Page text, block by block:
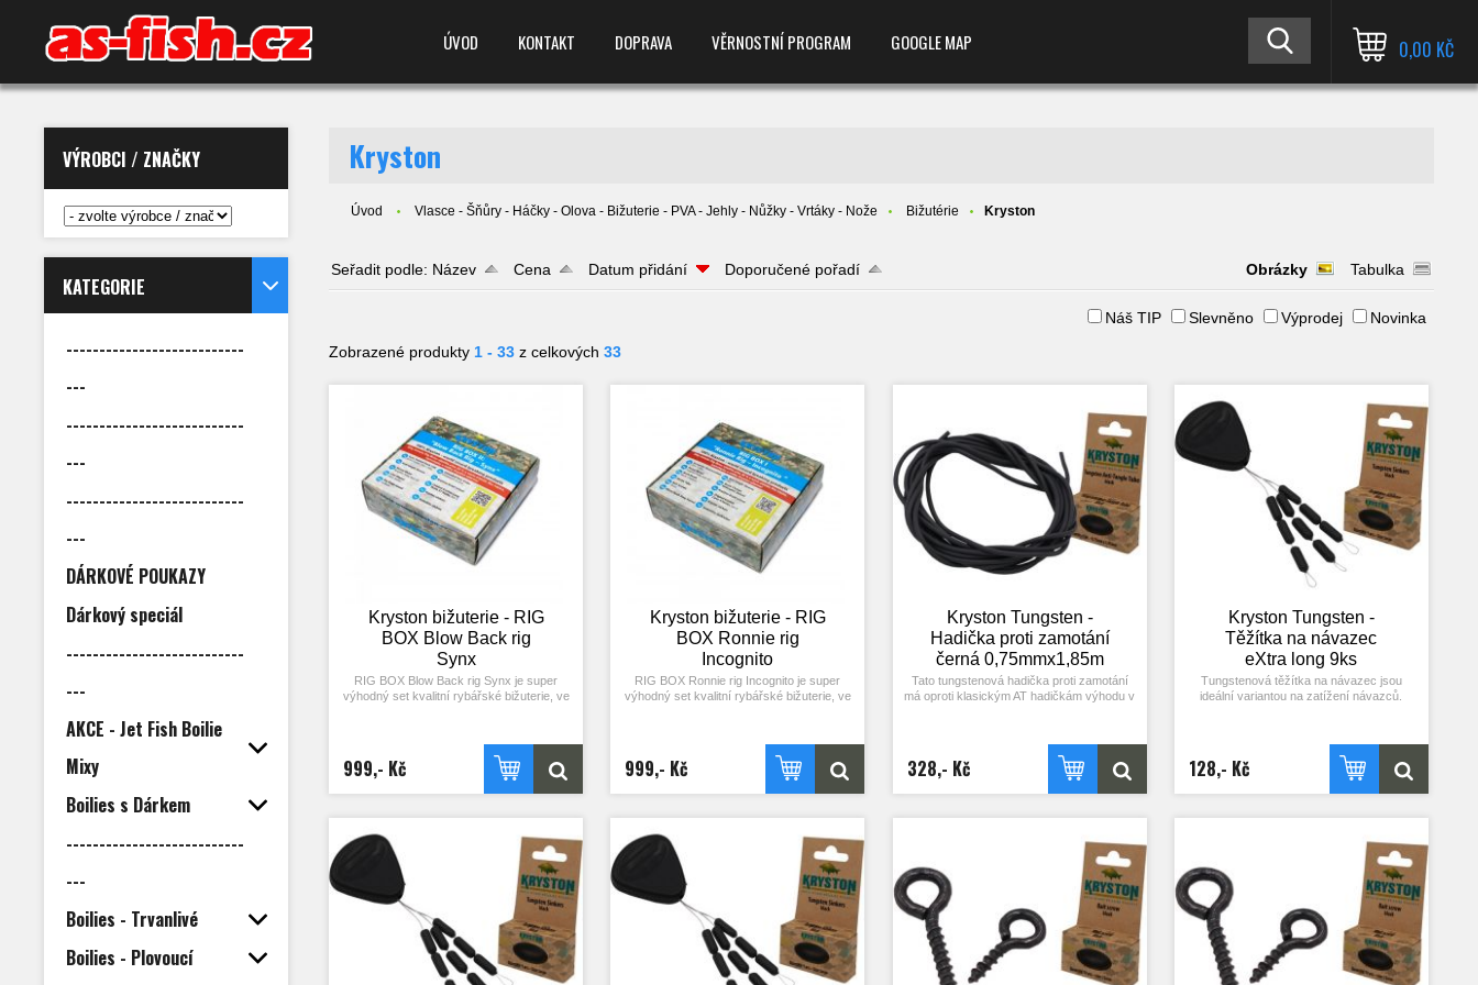
ÚVOD KONTAKT DOPRAVA VĚRNOSTNÍ PROGRAM GOOGLE MAP 0,00 KČ
VÝROBCI / ZNAČKY
KATEGORIE
---------------------------
---
---------------------------
---
---------------------------
---
DÁRKOVÉ POUKAZY
Dárkový speciál
---------------------------
---
AKCE - Jet Fish Boilie
Mixy
Boilies s Dárkem
---------------------------
---
Boilies - Trvanlivé
Boilies - Plovoucí
Kryston
Úvod Vlasce - Šňůry - Háčky - Olova - Bižuterie - PVA - Jehly - Nůžky - Vrtáky - Nože Bižutérie Kryston
Seřadit podle: Název Cena Datum přidání Doporučené pořadí Obrázky Tabulka
Náš TIP Slevněno Výprodej
Novinka
Zobrazené produkty 1 - 33 z celkových33
Kryston bižuterie - RIG
BOX Blow Back rig
Synx
RIG BOX Blow Back rig Synx je super
výhodný set kvalitní rybářské bižuterie, ve
Díky tomuto balení ušetříte přes 20 % z
klasických prodejních cen a navíc získáte
zdarma háčky, samolepky a nůžky
- Synx Brown pískový 20 lb 20 m
- Krytky proti zamotání dlouhé hnědé 25 ks
- Rovnátka na háčky krátké hnědé 10 ks
- O kroužky medium 20 ks
- Prodlužovací zarážky zelené, čiré 126 ks
- Skládací nůžky Kryston
- Originální háčky Kryston Long Shank XT,
vel. 4
- Samolepky Kryston
999,- Kč
Kryston bižuterie - RIG
BOX Ronnie rig
Incognito
RIG BOX Ronnie rig Incognito je super
výhodný set kvalitní rybářské bižuterie, ve
Díky tomuto balení ušetříte přes 30 % z
klasických prodejních cen a navíc získáte
zdarma háčky, samolepky a nůžky
- Fluorocarbon Incognito 20 lb 20 m
- Háčkové zarážky černé 25 ks
- Smršťovací hadička hnědá 2,4 mm
- Zavrtávací držák 10 mm
- Mini obratlík s kroužkem 10 ks
- Krytky proti zamotání dlouhé černé 25 ks
- Rychlovýměnný Ronnie obratlích s
kroužkem 10 ks
- Skládací nůžky Kryston
999,- Kč
Kryston Tungsten -
Hadička proti zamotání
černá 0,75mmx1,85m
Tato tungstenová hadička proti zamotání
má oproti klasickým AT hadičkám výhodu v
mnohem nenápadnější. Délka 1,85m,
průměr 0,75 mm.
328,- Kč
Kryston Tungsten -
Těžítka na návazec
eXtra long 9ks
Tungstenová těžítka na návazec jsou
ideální variantou na zatížení návazců.
je ze smyčky přetáhnout na váš návazec a
posunout do požadované pozice. 9ks.
128,- Kč